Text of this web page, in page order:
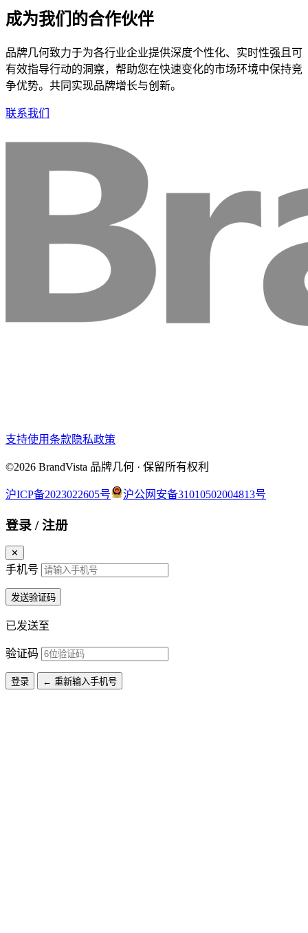
成为我们的合作伙伴
品牌几何致力于为各行业企业提供深度个性化、实时性强且可
有效指导行动的洞察，帮助您在快速变化的市场环境中保持竞
争优势。共同实现品牌增长与创新。
联系我们
支持使用条款隐私政策
©2026 BrandVista 品牌几何 · 保留所有权利
沪ICP备2023022605号 沪公网安备31010502004813号
登录 / 注册
✕
手机号
发送验证码
已发送至
验证码
登录 ← 重新输入手机号